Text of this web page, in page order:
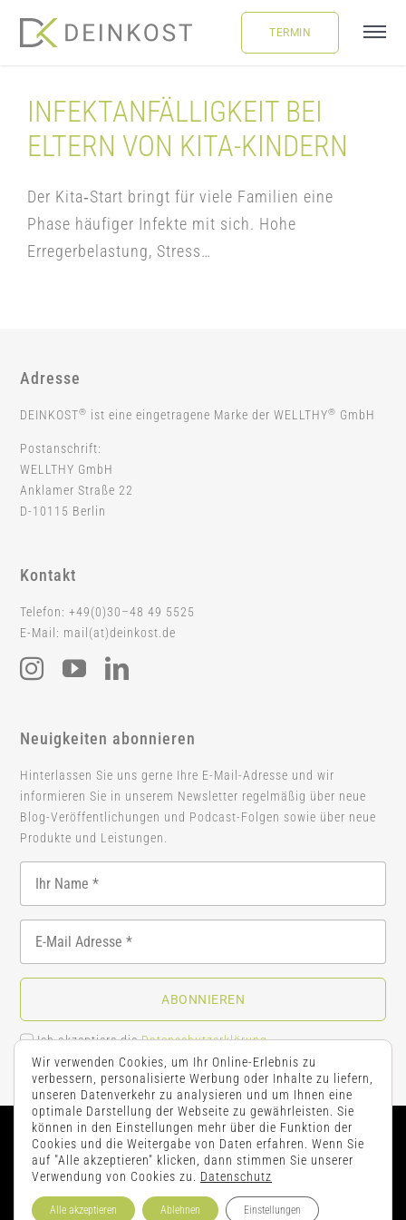
LEISTUNGEN
FAQ
TERMIN
INFEKTANFÄLLIGKEIT BEI
ELTERN VON KITA-KINDERN
Der Kita‑Start bringt für viele Familien eine
Phase häufiger Infekte mit sich. Hohe
Erregerbelastung, Stress…
Adresse
DEINKOST® ist eine eingetragene Marke der WELLTHY® GmbH
Postanschrift:
WELLTHY GmbH
Anklamer Straße 22
D-10115 Berlin
Kontakt
Telefon: +49(0)30–48 49 5525
E-Mail: mail(at)deinkost.de
Neuigkeiten abonnieren
Hinterlassen Sie uns gerne Ihre E-Mail-Adresse und wir
informieren Sie in unserem Newsletter regelmäßig über neue
Blog-Veröffentlichungen und Podcast-Folgen sowie über neue
Produkte und Leistungen.
ABONNIEREN
Ich akzeptiere dieDatenschutzerklärung.
Kontakt|AGB’s|Impressum|Datenschutz
© 2026 WELLTHY® GmbH – All rights reserved.
Wir verwenden Cookies, um Ihr Online-Erlebnis zu
verbessern, personalisierte Werbung oder Inhalte zu liefern,
unseren Datenverkehr zu analysieren und um Ihnen eine
optimale Darstellung der Webseite zu gewährleisten. Sie
können in den Einstellungen mehr über die Funktion der
Cookies und die Weitergabe von Daten erfahren. Wenn Sie
auf "Alle akzeptieren" klicken, dann stimmen Sie unserer
Verwendung von Cookies zu. Datenschutz
Alle akzeptieren Ablehnen Einstellungen